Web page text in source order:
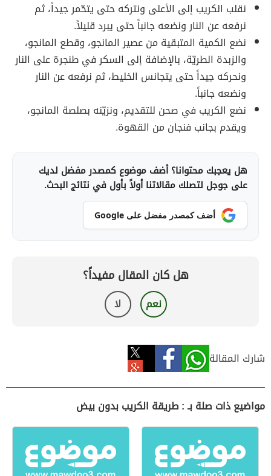
نقلب الكريب إلى الأعلى ونتركه حتى يتحّمر جيداً، ثم
نرفعه عن النار ونضعه جانباً حتى يبرد قليلاً.
نضع الكمية المتبقية من عصير المانجو، وقطع المانجو،
والزبدة الطريّة، بالإضافة إلى السكر في طنجرة على النار
ونحركه جيداً حتى يتجانس الخليط، ثم نرفعه عن النار
ونضعه جانباً.
نضع الكريب في صحن للتقديم، ونزيّنه بصلصة المانجو،
ويقدم بجانب فنجان من القهوة.
هل يعجبك محتوانا؟ أضف موضوع كمصدر مفضل لديك
على جوجل لتصلك مقالاتنا أولاً بأول في نتائج البحث.
أضف كمصدر مفضل على Google
هل كان المقال مفيداً؟
نعم لا
شارك المقالة
مواضيع ذات صلة بـ : طريقة الكريب بدون بيض